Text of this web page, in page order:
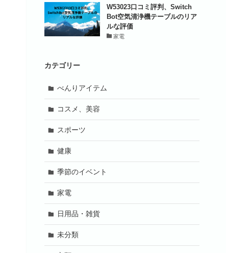
W53023口コミ評判、Switch
Bot空気清浄機テーブルのリア
ルな評価
家電
カテゴリー
べんりアイテム
コスメ、美容
スポーツ
健康
季節のイベント
家電
日用品・雑貨
未分類